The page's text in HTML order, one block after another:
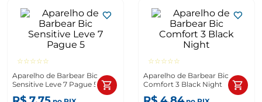
☆☆☆☆☆
Aparelho de Barbear Bic
Sensitive Leve 7 Pague 5
☆☆☆☆☆
Aparelho de Barbear Bic
Comfort 3 Black Night